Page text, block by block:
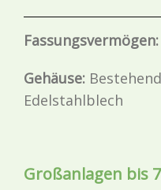
Fassungsvermögen:
Gehäuse:
Edelstahlblech
Großanlagen bis